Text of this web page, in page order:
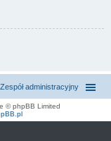
Zespół administracyjny
© phpBB Limited